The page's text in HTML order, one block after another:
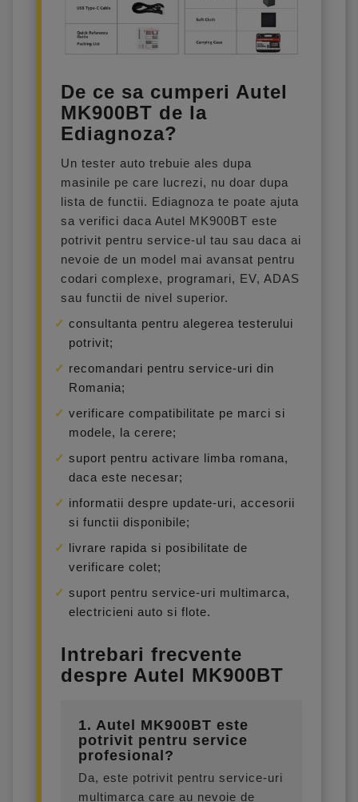
De ce sa cumperi Autel
MK900BT de la
Ediagnoza?
Un tester auto trebuie ales dupa
masinile pe care lucrezi, nu doar dupa
lista de functii. Ediagnoza te poate ajuta
sa verifici daca Autel MK900BT este
potrivit pentru service-ul tau sau daca ai
nevoie de un model mai avansat pentru
codari complexe, programari, EV, ADAS
sau functii de nivel superior.
consultanta pentru alegerea testerului
potrivit;
recomandari pentru service-uri din
Romania;
verificare compatibilitate pe marci si
modele, la cerere;
suport pentru activare limba romana,
daca este necesar;
informatii despre update-uri, accesorii
si functii disponibile;
livrare rapida si posibilitate de
verificare colet;
suport pentru service-uri multimarca,
electricieni auto si flote.
Intrebari frecvente
despre Autel MK900BT
1. Autel MK900BT este
potrivit pentru service
profesional?
Da, este potrivit pentru service-uri
multimarca care au nevoie de